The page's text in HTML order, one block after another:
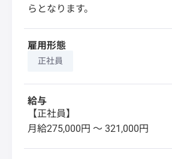
らとなります。
雇用形態
正社員
給与
【正社員】
月給275,000円 〜 321,000円